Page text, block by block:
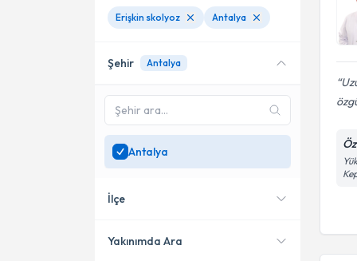
Erişkin skolyoz Antalya
Şehir Antalya
Antalya
İlçe
Yakınımda Ara